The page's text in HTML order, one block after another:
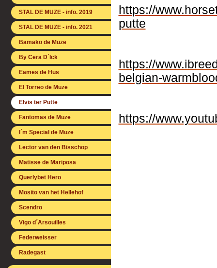
https://
putte
https://
belgian-
https://
STAL DE MUZE - info. 2019
STAL DE MUZE - info. 2021
Bamako de Muze
By Cera D´Ick
Eames de Hus
El Torreo de Muze
Elvis ter Putte
Fantomas de Muze
I´m Special de Muze
Lector van den Bisschop
Matisse de Mariposa
Querlybet Hero
Mosito van het Hellehof
Scendro
Vigo d´Arsouilles
Federweisser
Radegast